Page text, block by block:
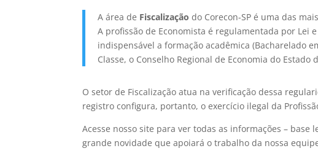
A área de Fiscalização do Corecon-SP é uma das
A profissão de Economista é regulamentada por Lei
indispensável a formação acadêmica (Bacharelado
Classe, o Conselho Regional de Economia do Estado
O setor de Fiscalização atua na verificação dessa
registro configura, portanto, o exercício ilegal da
Acesse nosso site para ver todas as informações – base
grande novidade que apoiará o trabalho da nossa